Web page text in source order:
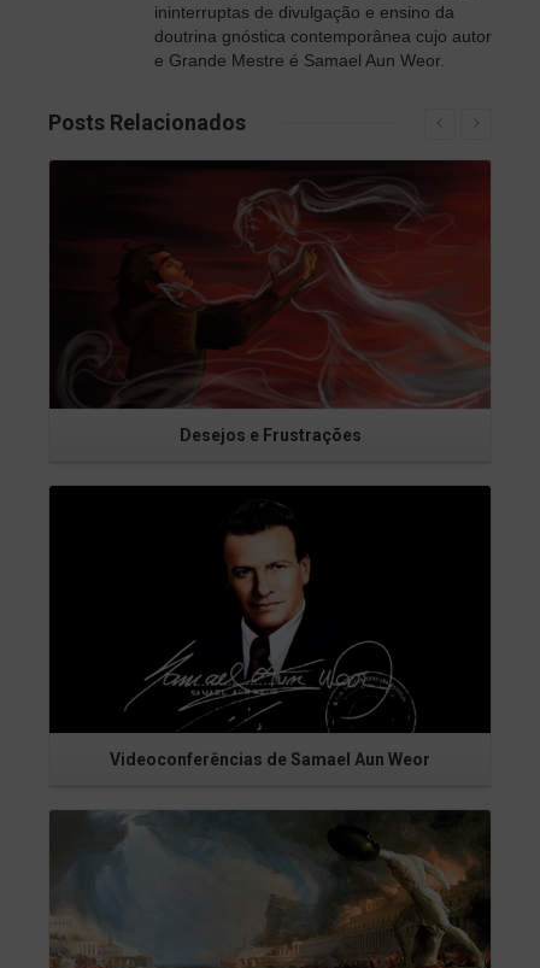
ininterruptas de divulgação e ensino da
doutrina gnóstica contemporânea cujo autor
e Grande Mestre é Samael Aun Weor.
Posts Relacionados
Desejos e Frustrações
Videoconferências de Samael Aun Weor